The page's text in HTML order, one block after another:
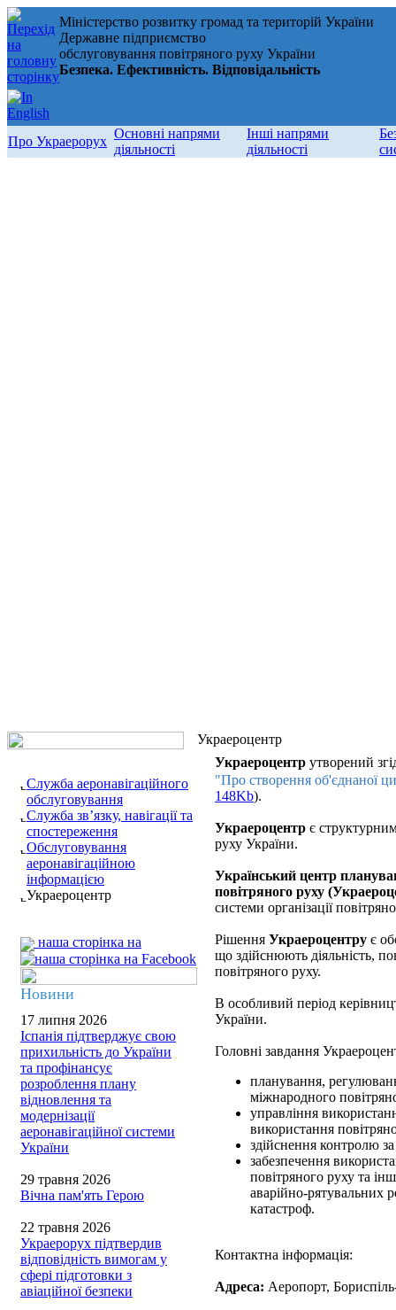
Міністерство розвитку громад та територій України
Державне підприємство
обслуговування повітряного руху України
Безпека. Ефективність. Відповідальність
Про Украерорух
Основні напрями
діяльності
Інші напрями
діяльності
Служба аеронавігаційного
обслуговування
Служба зв’язку, навігації та
спостереження
Обслуговування
аеронавігаційною
інформацією
Украероцентр
наша сторінка на
Новини
17 липня 2026
Іспанія підтверджує свою
прихильність до України
та профінансує
розроблення плану
відновлення та
модернізації
аеронавігаційної системи
України
29 травня 2026
Вічна пам'ять Герою
22 травня 2026
Украерорух підтвердив
відповідність вимогам у
сфері підготовки з
авіаційної безпеки
Украероцентр
Украероцентр утворений
"Про створення об'єднаної
148Kb).
Украероцентр є
руху України.
Український центр
повітряного руху
системи організації
Рішення Украероцентру є
що здійснюють діяльність,
повітряного руху.
В особливий період
України.
Головні завдання
планування,
міжнародного
управління
використання
здійснення контролю
забезпечення
повітряного руху та
аварійно-рятувальних
катастроф.
Контактна інформація:
Адреса: Аеропорт,